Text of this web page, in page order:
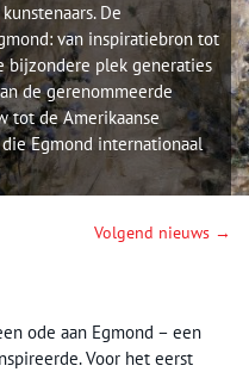
De
van inspiratiebron tot
bijzondere plek generaties
de gerenommeerde
tot de Amerikaanse
Egmond internationaal
Volgend nieuws →
ode aan Egmond – een
Voor het eerst